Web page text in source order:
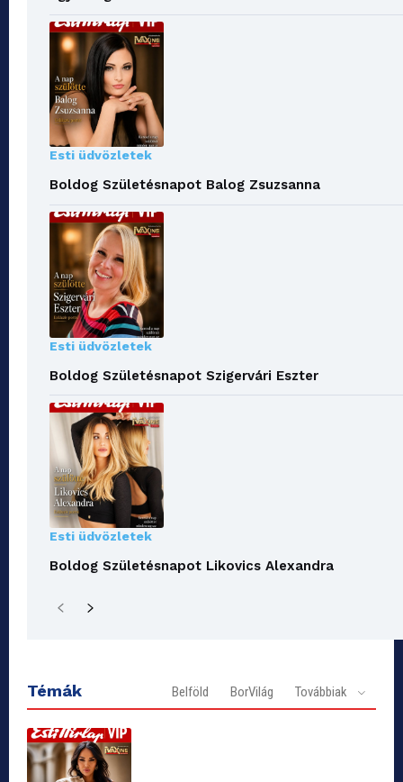
Esti üdvözletek
Boldog Születésnapot Balog Zsuzsanna
Esti üdvözletek
Boldog Születésnapot Szigervári Eszter
Esti üdvözletek
Boldog Születésnapot Likovics Alexandra
Témák Belföld BorVilág Továbbiak